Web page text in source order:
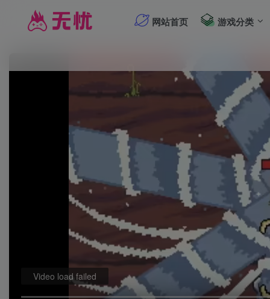
网站首页 游戏分类
Video load failed